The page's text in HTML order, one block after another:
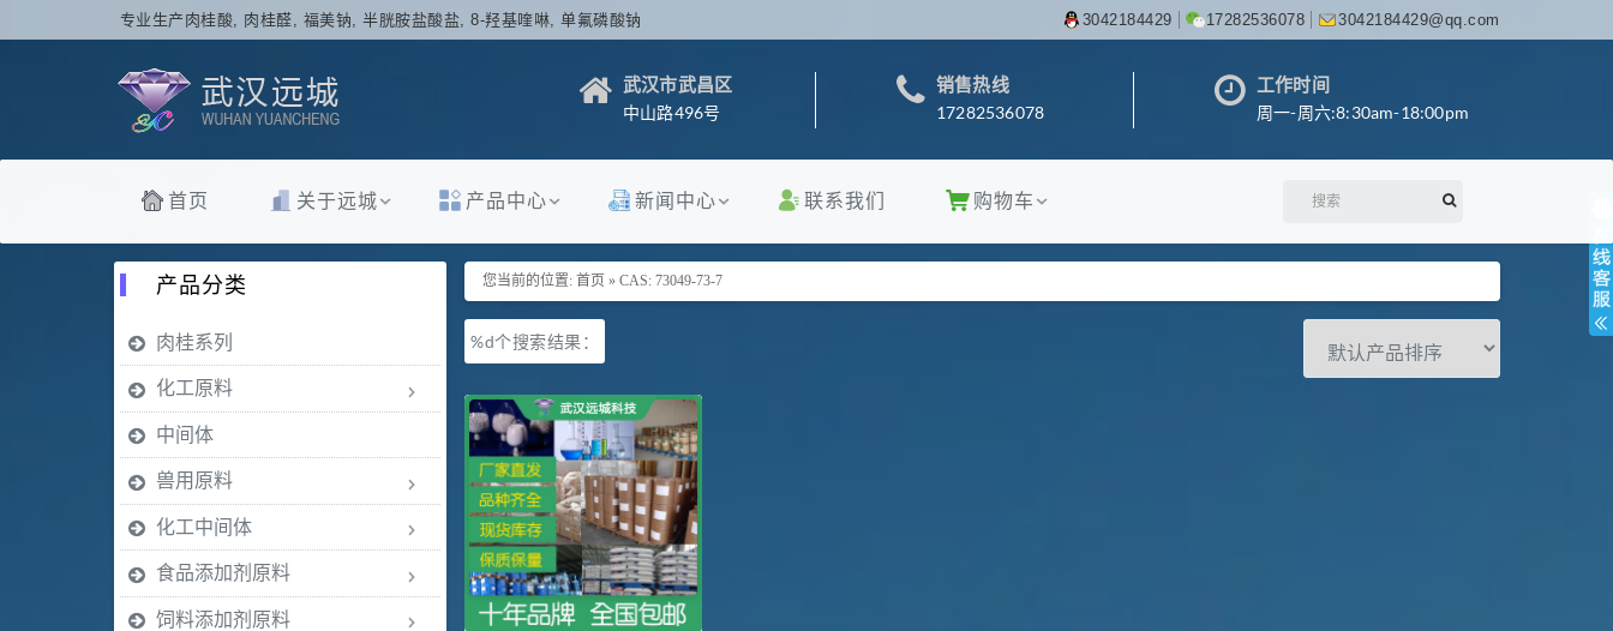
专业生产肉桂酸, 肉桂醛, 福美钠, 半胱胺盐酸盐, 8-羟基喹啉, 单氟磷酸钠 3042184429 17282536078 3042184429@qq.com
武汉市武昌区
中山路496号
销售热线
17282536078
工作时间
周一-周六:8:30am-18:00pm
首页 关于远城 产品中心 新闻中心 联系我们 购物车
您当前的位置: 首页 » CAS: 73049-73-7
%d个搜索结果：
产品分类
肉桂系列
化工原料
中间体
兽用原料
化工中间体
食品添加剂原料
饲料添加剂原料